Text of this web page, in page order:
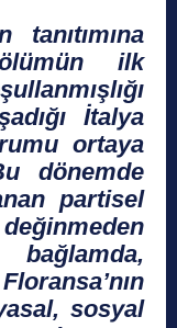
ilk
İtalya
ortaya
dönemde
partisel
sosyal